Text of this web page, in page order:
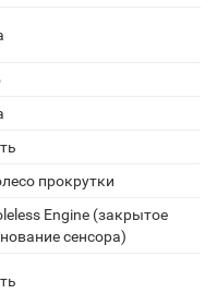
прокрутки
Engine (закрытое
сенсора)